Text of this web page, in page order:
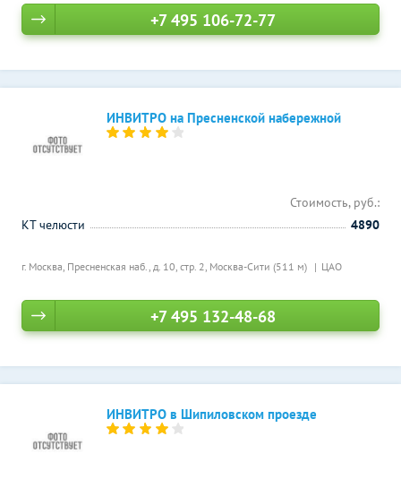
+7 495 106-72-77
ИНВИТРО на Пресненской набережной
г. Москва, Пресненская наб., д. 10, стр. 2, Москва-Сити (511 м) ЦАО
Стоимость, руб.:
КТ челюсти
4890
+7 495 132-48-68
ИНВИТРО в Шипиловском проезде